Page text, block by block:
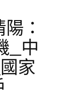
：
_中
家